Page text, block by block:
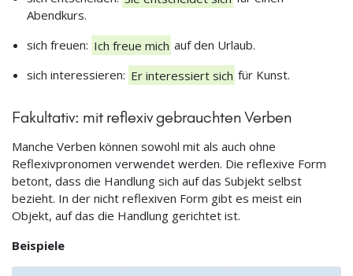
Abendkurs.
sich freuen: Ich freue mich auf den Urlaub.
sich interessieren: Er interessiert sich für Kunst.
Fakultativ: mit reflexiv gebrauchten Verben
Manche Verben können sowohl mit als auch ohne
Reflexivpronomen verwendet werden. Die reflexive Form
betont, dass die Handlung sich auf das Subjekt selbst
bezieht. In der nicht reflexiven Form gibt es meist ein
Objekt, auf das die Handlung gerichtet ist.
Beispiele